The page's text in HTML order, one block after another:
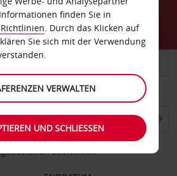
auswählen
finden Sie in
. Durch das Klicken auf
Sie sich mit der Verwendung
VERWALTEN
UND SCHLIESSEN